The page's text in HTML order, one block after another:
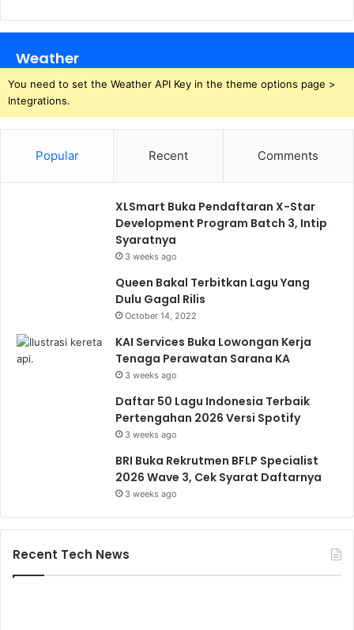
Weather
You need to set the Weather API Key in the theme options page >
Integrations.
Popular Recent Comments
XLSmart Buka Pendaftaran X-Star
Development Program Batch 3, Intip
Syaratnya
3 weeks ago
Queen Bakal Terbitkan Lagu Yang
Dulu Gagal Rilis
October 14, 2022
KAI Services Buka Lowongan Kerja
Tenaga Perawatan Sarana KA
3 weeks ago
Daftar 50 Lagu Indonesia Terbaik
Pertengahan 2026 Versi Spotify
3 weeks ago
BRI Buka Rekrutmen BFLP Specialist
2026 Wave 3, Cek Syarat Daftarnya
3 weeks ago
Recent Tech News